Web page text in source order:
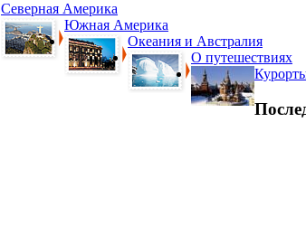
Северная Америка
Южная Америка
Океания и Австралия
О путешествиях